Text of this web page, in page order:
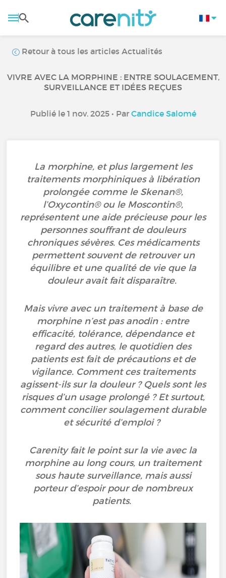
Retour à tous les articles Actualités
VIVRE AVEC LA MORPHINE : ENTRE SOULAGEMENT,
SURVEILLANCE ET IDÉES REÇUES
Publié le 1 nov. 2025 • Par Candice Salomé
La morphine, et plus largement les
traitements morphiniques à libération
prolongée comme le Skenan®,
l’Oxycontin® ou le Moscontin®,
représentent une aide précieuse pour les
personnes souffrant de douleurs
chroniques sévères. Ces médicaments
permettent souvent de retrouver un
équilibre et une qualité de vie que la
douleur avait fait disparaître.
Mais vivre avec un traitement à base de
morphine n’est pas anodin : entre
efficacité, tolérance, dépendance et
regard des autres, le quotidien des
patients est fait de précautions et de
vigilance. Comment ces traitements
agissent-ils sur la douleur ? Quels sont les
risques d’un usage prolongé ? Et surtout,
comment concilier soulagement durable
et sécurité d’emploi ?
Carenity fait le point sur la vie avec la
morphine au long cours, un traitement
sous haute surveillance, mais aussi
porteur d’espoir pour de nombreux
patients.